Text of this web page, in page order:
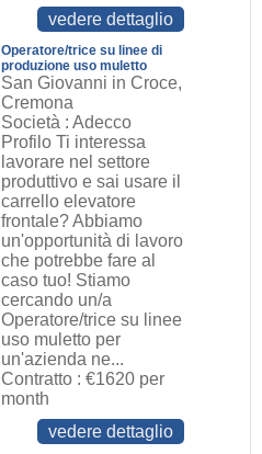
vedere dettaglio
Operatore/trice su linee di
produzione uso muletto
San Giovanni in Croce,
Cremona
Società : Adecco
Profilo Ti interessa
lavorare nel settore
produttivo e sai usare il
carrello elevatore
frontale? Abbiamo
un'opportunità di lavoro
che potrebbe fare al
caso tuo! Stiamo
cercando un/a
Operatore/trice su linee
uso muletto per
un'azienda ne...
Contratto : €1620 per
month
vedere dettaglio